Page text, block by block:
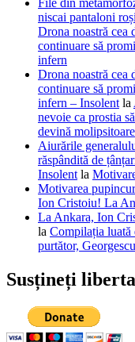
File din
niscai pantaloni
Drona noastră cea
continuare să
infern
Drona noastră cea
continuare să
infern – Insolent la
nevoie ca prostia
devină molipsitoare
Aiurările
răspândită de
Insolent la
Motivarea
Ion Cristoiu! La
La Ankara, Ion
la Compilația luată
purtător,
Susțineți